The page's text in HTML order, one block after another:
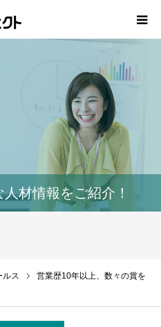
材情報をご紹介！
ルス
営業歴10年以上、数々の賞を